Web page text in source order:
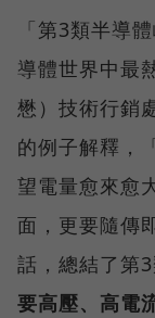
「第3類半導
導體世界中最
懋）技術行銷
的例子解釋，
望電量愈來愈
面，更要隨傳
話，總結了第
要高壓、高電